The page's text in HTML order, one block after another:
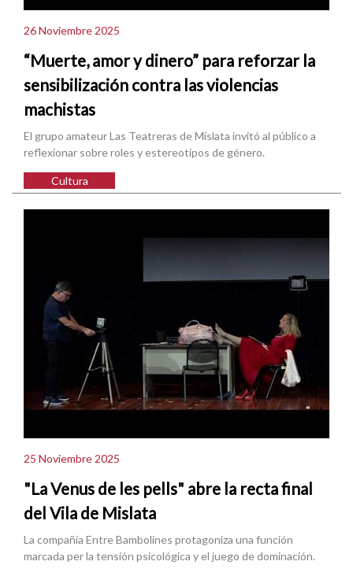
26 Noviembre 2025
“Muerte, amor y dinero” para reforzar la
sensibilización contra las violencias
machistas
El grupo amateur Las Teatreras de Mislata invitó al público a
reflexionar sobre roles y estereotipos de género.
Cultura
25 Noviembre 2025
"La Venus de les pells" abre la recta final
del Vila de Mislata
La compañía Entre Bambolines protagoniza una función
marcada per la tensión psicológica y el juego de dominación.